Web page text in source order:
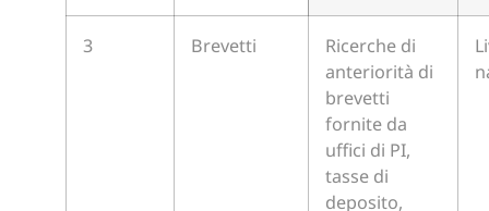
3 Brevetti
Ricerche di
anteriorità di
brevetti
fornite da
uffici di PI,
tasse di
deposito,